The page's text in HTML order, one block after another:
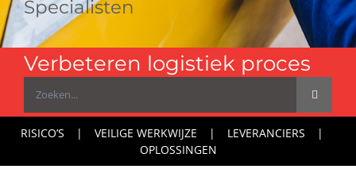
Specialisten
Verbeteren logistiek proces
naar:
RISICO’S VEILIGE WERKWIJZE
LEVERANCIERS
OPLOSSINGEN